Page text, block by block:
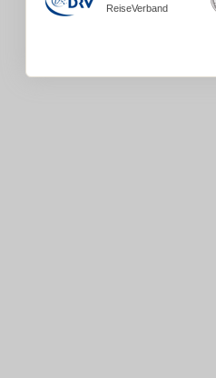
ReiseVerband